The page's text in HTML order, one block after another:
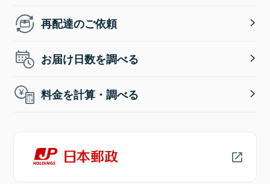
再配達のご依頼
お届け日数を調べる
料金を計算・調べる